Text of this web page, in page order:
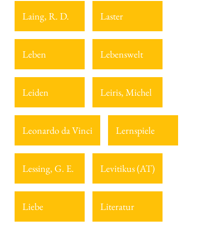
Laing, R. D. Laster
Leben Lebenswelt
Leiden Leiris, Michel
Leonardo da Vinci Lernspiele
Lessing, G. E. Levitikus (AT)
Liebe Literatur